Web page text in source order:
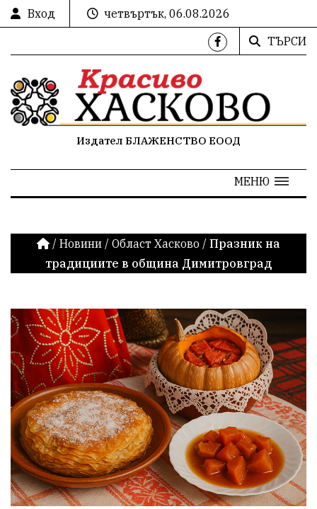
Вход
четвъртък, 06.08.2026
ТЪРСИ
Издател БЛАЖЕНСТВО ЕООД
МЕНЮ
/ Новини / Област Хасково / Празник на
традициите в община Димитровград